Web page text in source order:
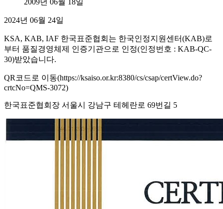
2009년 06월 18일
2024년 06월 24일
KSA, KAB, IAF 한국표준협회는 한국인정지원센터(KAB)로
부터 품질경영체제 인증기관으로 인정(인정번호 : KAB-QC-
30)받았습니다.
QR코드로 이동(https://ksaiso.or.kr:8380/cs/csap/certView.do?
crtcNo=QMS-3072)
한국표준협회장 서울시 강남구 테헤란로 69번길 5